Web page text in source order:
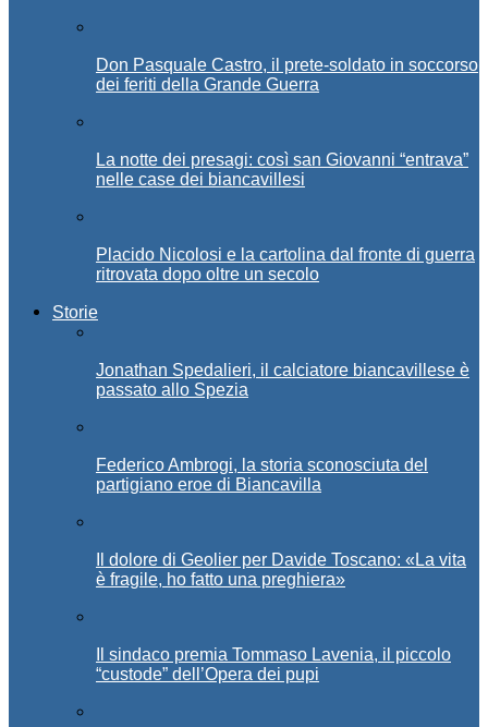
Don Pasquale Castro, il prete-soldato in soccorso
dei feriti della Grande Guerra
La notte dei presagi: così san Giovanni “entrava”
nelle case dei biancavillesi
Placido Nicolosi e la cartolina dal fronte di guerra
ritrovata dopo oltre un secolo
Storie
Jonathan Spedalieri, il calciatore biancavillese è
passato allo Spezia
Federico Ambrogi, la storia sconosciuta del
partigiano eroe di Biancavilla
Il dolore di Geolier per Davide Toscano: «La vita
è fragile, ho fatto una preghiera»
Il sindaco premia Tommaso Lavenia, il piccolo
“custode” dell’Opera dei pupi